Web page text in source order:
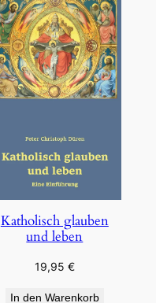
Katholisch glauben
und leben
19,95 €
In den Warenkorb